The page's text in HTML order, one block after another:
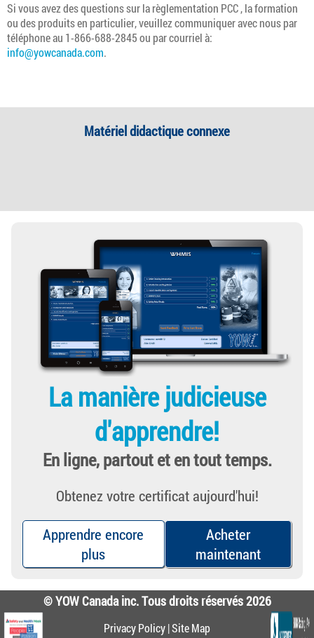
Si vous avez des questions sur la règlementation PCC, la formation
ou des produits en particulier, veuillez communiquer avec nous par
téléphone au 1-866-688-2845 ou par courriel à:
info@yowcanada.com.
Matériel didactique connexe
La manière judicieuse
d'apprendre!
En ligne, partout et en tout temps.
Obtenez votre certificat aujourd'hui!
Apprendre encore
plus
Acheter
maintenant
© YOW Canada inc. Tous droits réservés 2026
Privacy Policy|Site Map